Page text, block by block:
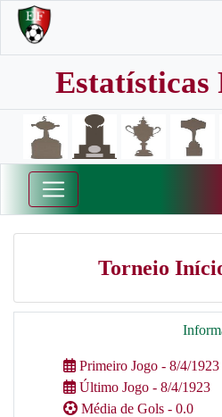
Estatísticas
Torneio
Primeiro Jogo - 8/4/1923
Último Jogo - 8/4/1923
Média de Gols - 0.0